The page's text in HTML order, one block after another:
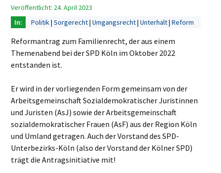
Veröffentlicht: 24. April 2023
Politik Sorgerecht Umgangsrecht Unterhalt Reform
Reformantrag zum Familienrecht, der aus einem
Themenabend bei der SPD Köln im Oktober 2022
entstanden ist.
Er wird in der vorliegenden Form gemeinsam von der
Arbeitsgemeinschaft Sozialdemokratischer Juristinnen
und Juristen (AsJ) sowie der Arbeitsgemeinschaft
sozialdemokratischer Frauen (AsF) aus der Region Köln
und Umland getragen. Auch der Vorstand des SPD-
Unterbezirks-Köln (also der Vorstand der Kölner SPD)
trägt die Antragsinitiative mit!